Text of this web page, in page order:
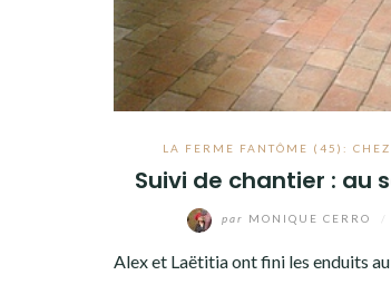
LA FERME FANTÔME (45):
Suivi de chantier : au
par MONIQUE CERRO
Alex et Laëtitia ont fini les enduits